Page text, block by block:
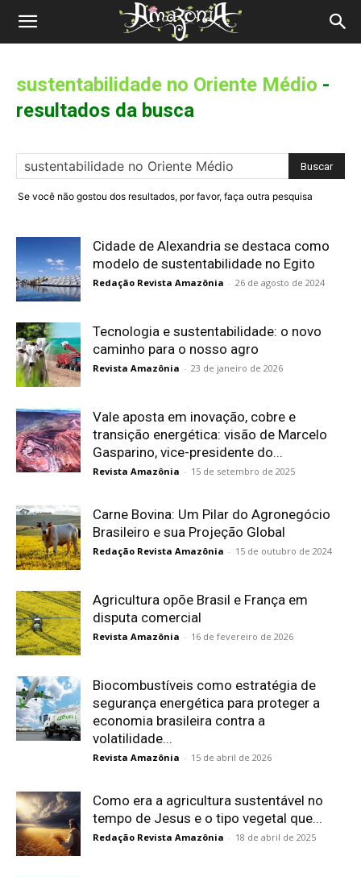
Revista
sustentabilidade no Oriente Médio -
resultados da busca
Se você não gostou dos resultados, por favor, faça outra pesquisa
Cidade de Alexandria se destaca como
modelo de sustentabilidade no Egito
Redação Revista Amazônia - 26 de agosto de 2024
Tecnologia e sustentabilidade: o novo
caminho para o nosso agro
Revista Amazônia - 23 de janeiro de 2026
Vale aposta em inovação, cobre e
transição energética: visão de Marcelo
Gasparino, vice-presidente do...
Revista Amazônia - 15 de setembro de 2025
Carne Bovina: Um Pilar do Agronegócio
Brasileiro e sua Projeção Global
Redação Revista Amazônia - 15 de outubro de 2024
Agricultura opõe Brasil e França em
disputa comercial
Revista Amazônia - 16 de fevereiro de 2026
Biocombustíveis como estratégia de
segurança energética para proteger a
economia brasileira contra a
volatilidade...
Revista Amazônia - 15 de abril de 2026
Como era a agricultura sustentável no
tempo de Jesus e o tipo vegetal que...
Redação Revista Amazônia - 18 de abril de 2025